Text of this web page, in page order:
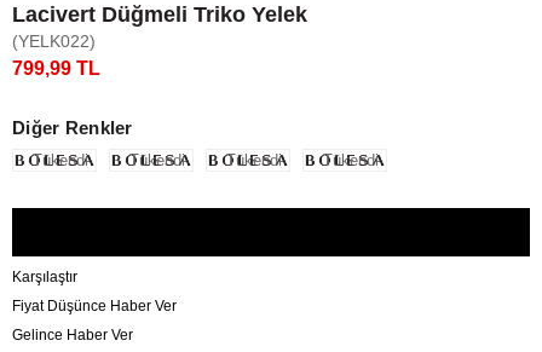
Lacivert Düğmeli Triko Yelek
(YELK022)
799,99 TL
Diğer Renkler
Tükendi Tükendi Tükendi Tükendi
Karşılaştır
Fiyat Düşünce Haber Ver
Gelince Haber Ver